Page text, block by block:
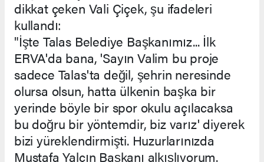
dikkat çeken Vali Çiçek, şu ifadeleri
kullandı:
"İşte Talas Belediye Başkanımız... İlk
ERVA'da bana, 'Sayın Valim bu proje
sadece Talas'ta değil, şehrin neresinde
olursa olsun, hatta ülkenin başka bir
yerinde böyle bir spor okulu açılacaksa
bu doğru bir yöntemdir, biz varız' diyerek
bizi yüreklendirmişti. Huzurlarınızda
Mustafa Yalçın Başkanı alkışlıyorum.